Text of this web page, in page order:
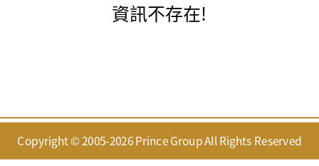
資訊不存在!
Copyright © 2005-2026 Prince Group All Rights Reserved